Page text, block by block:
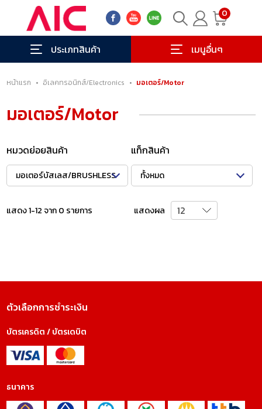
0
ประเภทสินค้า เมนูอื่นๆ
หน้าแรก • อิเลคทรอนิกส์/Electronics • มอเตอร์/Motor
มอเตอร์/Motor
หมวดย่อยสินค้า
มอเตอร์บัสเลส/BRUSHLESS
แท็กสินค้า
ทั้งหมด
แสดง 1-12 จาก 0 รายการ แสดงผล
ตัวเลือกการชำระเงิน
บัตรเครดิต / บัตรเดบิต
ธนาคาร